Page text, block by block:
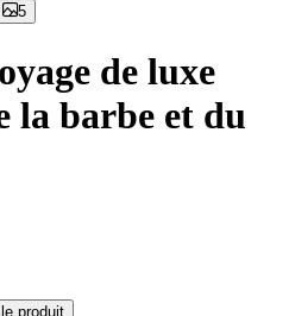
5
de luxe
la barbe et du
produit